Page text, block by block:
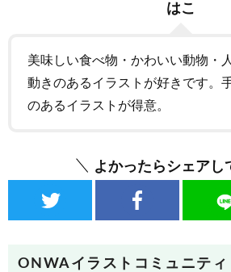
はこ
美味しい食べ物・かわいい動物・
動きのあるイラストが好きです。
のあるイラストが得意。
よかったらシェアし
ONWAイラストコミュニティ